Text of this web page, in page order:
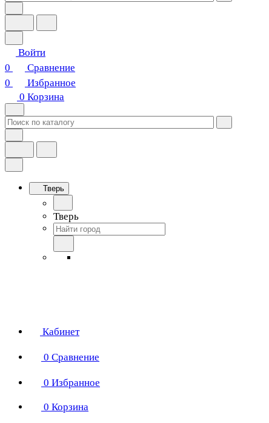
Войти
0
Сравнение
0
Избранное
0 Корзина
Тверь
Тверь
Кабинет
0 Сравнение
0 Избранное
0 Корзина